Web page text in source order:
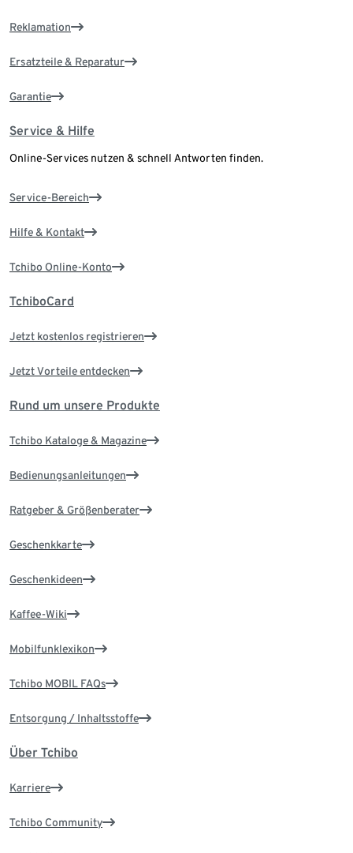
Reklamation
Ersatzteile & Reparatur
Garantie
Service & Hilfe
Online-Services nutzen & schnell Antworten finden.
Service-Bereich
Hilfe & Kontakt
Tchibo Online-Konto
TchiboCard
Jetzt kostenlos registrieren
Jetzt Vorteile entdecken
Rund um unsere Produkte
Tchibo Kataloge & Magazine
Bedienungsanleitungen
Ratgeber & Größenberater
Geschenkkarte
Geschenkideen
Kaffee-Wiki
Mobilfunklexikon
Tchibo MOBIL FAQs
Entsorgung / Inhaltsstoffe
Über Tchibo
Karriere
Tchibo Community